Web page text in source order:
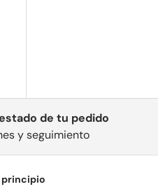
de tu pedido
y seguimiento
principio